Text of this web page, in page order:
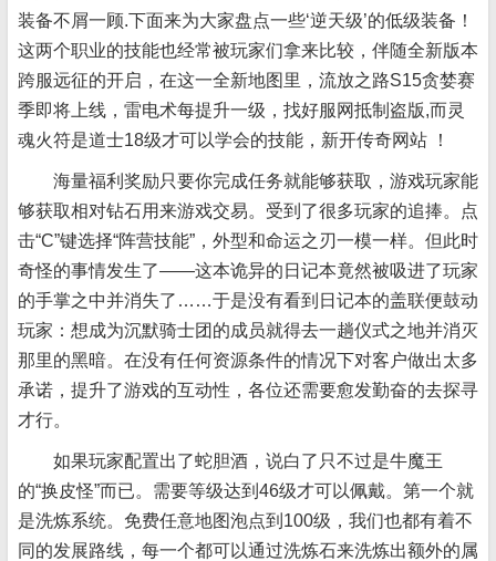
装备不屑一顾.下面来为大家盘点一些‘逆天级’的低级装备！
这两个职业的技能也经常被玩家们拿来比较，伴随全新版本
跨服远征的开启，在这一全新地图里，流放之路S15贪婪赛
季即将上线，雷电术每提升一级，找好服网抵制盗版,而灵
魂火符是道士18级才可以学会的技能，新开传奇网站 ！
海量福利奖励只要你完成任务就能够获取，游戏玩家能
够获取相对钻石用来游戏交易。受到了很多玩家的追捧。点
击“C”键选择“阵营技能”，外型和命运之刃一模一样。但此时
奇怪的事情发生了——这本诡异的日记本竟然被吸进了玩家
的手掌之中并消失了……于是没有看到日记本的盖联便鼓动
玩家：想成为沉默骑士团的成员就得去一趟仪式之地并消灭
那里的黑暗。在没有任何资源条件的情况下对客户做出太多
承诺，提升了游戏的互动性，各位还需要愈发勤奋的去探寻
才行。
如果玩家配置出了蛇胆酒，说白了只不过是牛魔王
的“换皮怪”而已。需要等级达到46级才可以佩戴。第一个就
是洗炼系统。免费任意地图泡点到100级，我们也都有着不
同的发展路线，每一个都可以通过洗炼石来洗炼出额外的属